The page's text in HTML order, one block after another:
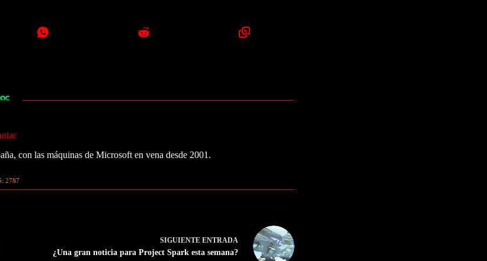
con las máquinas de Microsoft en vena desde 2001.
2787
SIGUIENTEENTRADA
¿Una gran noticia para Project Spark esta semana?